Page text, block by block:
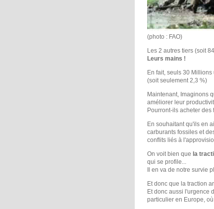
(photo : FAO)
Les 2 autres tiers (soit
Leurs mains !
En fait, seuls 30
(soit seulement 2,3 %)
Maintenant, Imaginons
améliorer leur
Pourront-ils acheter des
En souhaitant qu'ils en
carburants fossiles et
conflits liés à
On voit bien que la
qui se profile...
Il en va de notre survie
Et donc que la traction
Et donc aussi l'urgence
particulier en Europe,